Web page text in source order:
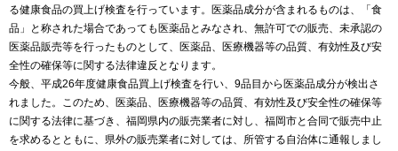
る健康食品の買上げ検査を行っています。医薬品成分が含まれるものは、「食
品」と称された場合であっても医薬品とみなされ、無許可での販売、未承認の
医薬品販売等を行ったものとして、医薬品、医療機器等の品質、有効性及び安
全性の確保等に関する法律違反となります。
今般、平成26年度健康食品買上げ検査を行い、9品目から医薬品成分が検出さ
れました。このため、医薬品、医療機器等の品質、有効性及び安全性の確保等
に関する法律に基づき、福岡県内の販売業者に対し、福岡市と合同で販売中止
を求めるとともに、県外の販売業者に対しては、所管する自治体に通報しまし